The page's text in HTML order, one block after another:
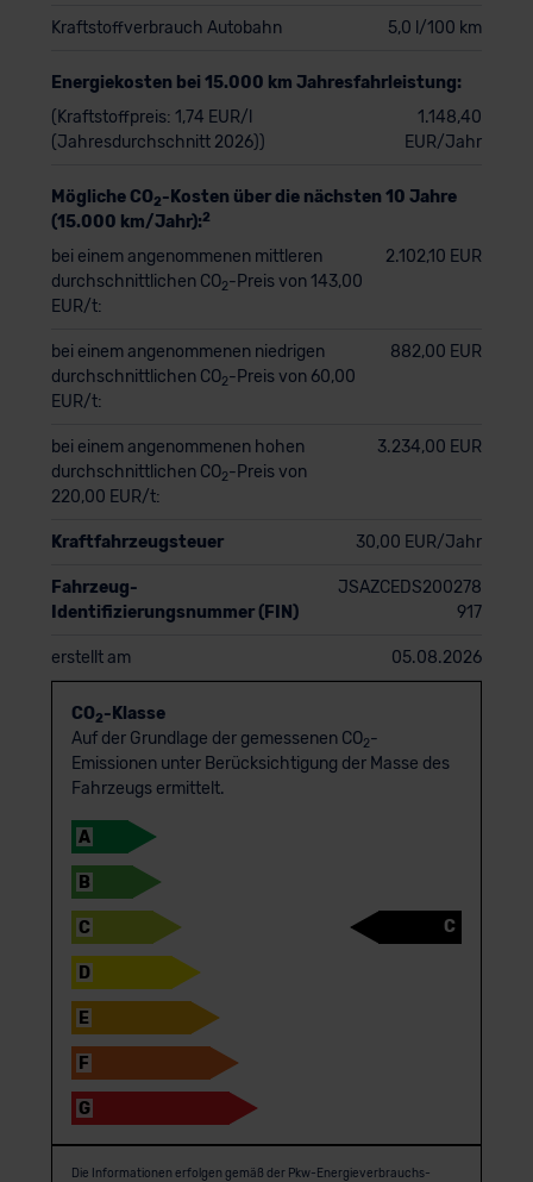
Kraftstoffverbrauch Autobahn 5,0 l/100 km
Energiekosten bei 15.000 km Jahresfahrleistung:
(Kraftstoffpreis: 1,74 EUR/l
(Jahresdurchschnitt 2026))
1.148,40
EUR/Jahr
Mögliche CO2-Kosten über die nächsten 10 Jahre
(15.000 km/Jahr):2
bei einem angenommenen mittleren
durchschnittlichen CO2-Preis von 143,00
EUR/t:
2.102,10 EUR
bei einem angenommenen niedrigen
durchschnittlichen CO2-Preis von 60,00
EUR/t:
882,00 EUR
bei einem angenommenen hohen
durchschnittlichen CO2-Preis von
220,00 EUR/t:
3.234,00 EUR
Kraftfahrzeugsteuer 30,00 EUR/Jahr
Fahrzeug-
Identifizierungsnummer (FIN)
JSAZCEDS200278
917
erstellt am 05.08.2026
CO2-Klasse
Auf der Grundlage der gemessenen CO2-
Emissionen unter Berücksichtigung der Masse des
Fahrzeugs ermittelt.
A
B
C
D
E
F
G
C
Die Informationen erfolgen gemäß der Pkw-Energie­verbrauchs­